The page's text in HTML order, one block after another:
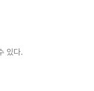
있다.